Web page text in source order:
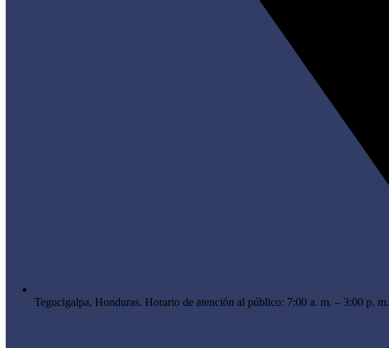
Tegucigalpa, Honduras. Horario de atención al público: 7:00 a. m. – 3:00 p. m.